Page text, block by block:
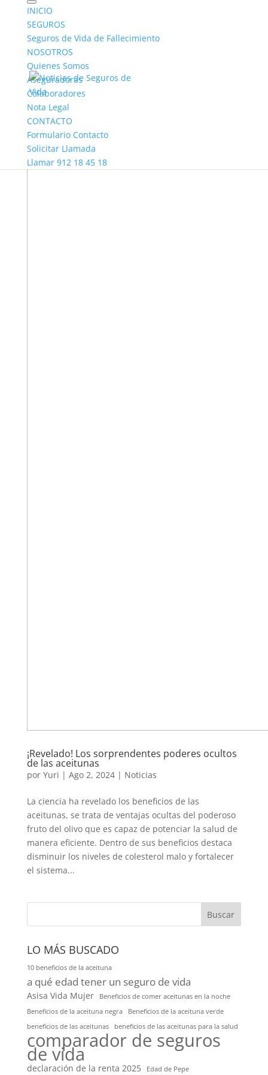
INICIO
SEGUROS
Seguros de Vida de Fallecimiento
NOSOTROS
Quienes Somos
Aseguradoras
Colaboradores
Nota Legal
CONTACTO
Formulario Contacto
Solicitar Llamada
Llamar 912 18 45 18
¡Revelado! Los sorprendentes poderes ocultos
de las aceitunas
por Yuri | Ago 2, 2024| Noticias
La ciencia ha revelado los beneficios de las
aceitunas, se trata de ventajas ocultas del poderoso
fruto del olivo que es capaz de potenciar la salud de
manera eficiente. Dentro de sus beneficios destaca
disminuir los niveles de colesterol malo y fortalecer
el sistema...
Buscar
LO MÁS BUSCADO
10 beneficios de la aceituna
a qué edad tener un seguro de vida
Asisa Vida Mujer
Beneficios de comer aceitunas en la noche
Beneficios de la aceituna negra
Beneficios de la aceituna verde
beneficios de las aceitunas
beneficios de las aceitunas para la salud
comparador de seguros
de vida
declaración de la renta 2025 Edad de Pepe